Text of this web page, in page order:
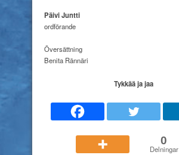
Päivi Juntti
ordförande
Översättning
Benita Rännäri
Tykkää ja jaa
0
Delningar